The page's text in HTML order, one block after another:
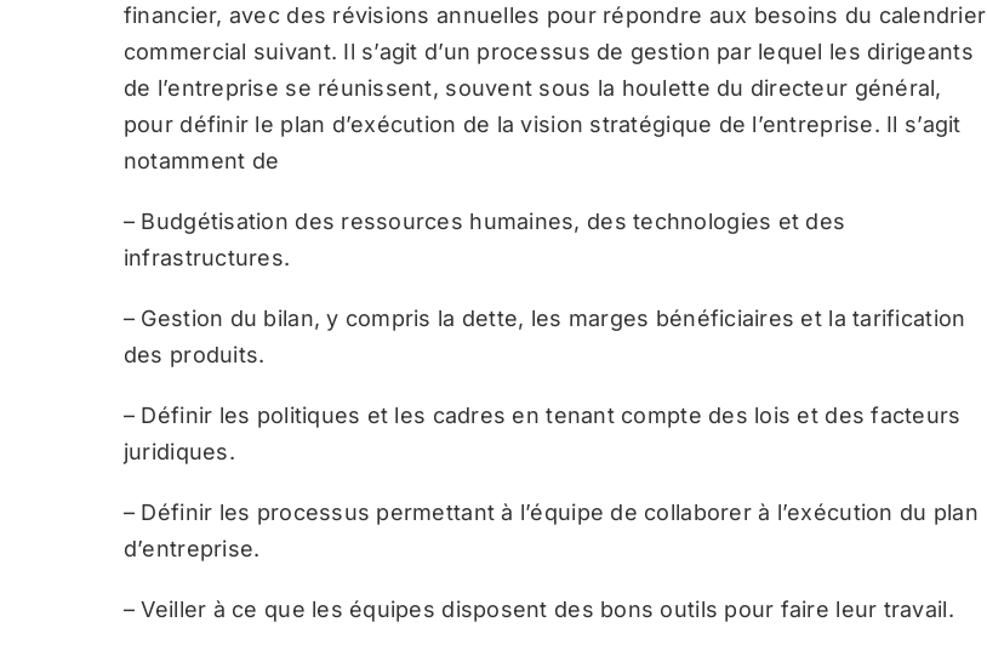
financier, avec des révisions annuelles pour répondre aux besoins du calendrier
commercial suivant. Il s’agit d’un processus de gestion par lequel les dirigeants
de l’entreprise se réunissent, souvent sous la houlette du directeur général,
pour définir le plan d’exécution de la vision stratégique de l’entreprise. Il s’agit
notamment de
– Budgétisation des ressources humaines, des technologies et des
infrastructures.
– Gestion du bilan, y compris la dette, les marges bénéficiaires et la tarification
des produits.
– Définir les politiques et les cadres en tenant compte des lois et des facteurs
juridiques.
– Définir les processus permettant à l’équipe de collaborer à l’exécution du plan
d’entreprise.
– Veiller à ce que les équipes disposent des bons outils pour faire leur travail.